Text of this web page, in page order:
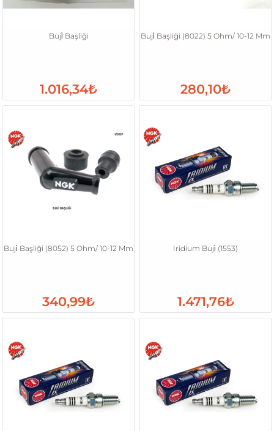
Buji̇ Başliği
1.016,34₺
Buji̇ Başliği (8022) 5 Ohm/ 10-12 Mm
280,10₺
Buji̇ Başliği (8052) 5 Ohm/ 10-12 Mm
340,99₺
Iridium Buji̇ (1553)
1.471,76₺